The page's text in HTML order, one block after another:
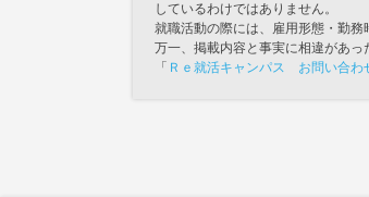
しているわけではありません。
就職活動の際には、雇用形態・勤務
万一、掲載内容と事実に相違があっ
「 Ｒｅ就活キャンパス お問い合わ